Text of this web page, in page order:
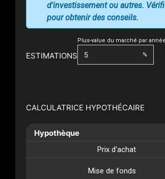
ESTIMATIONS
Plus-value du marché par année
%
d'investissement ou autres.
pour obtenir des conseils.
CALCULATRICE HYPOTHÉCAIRE
Hypothèque
Prix d'achat
Mise de fonds